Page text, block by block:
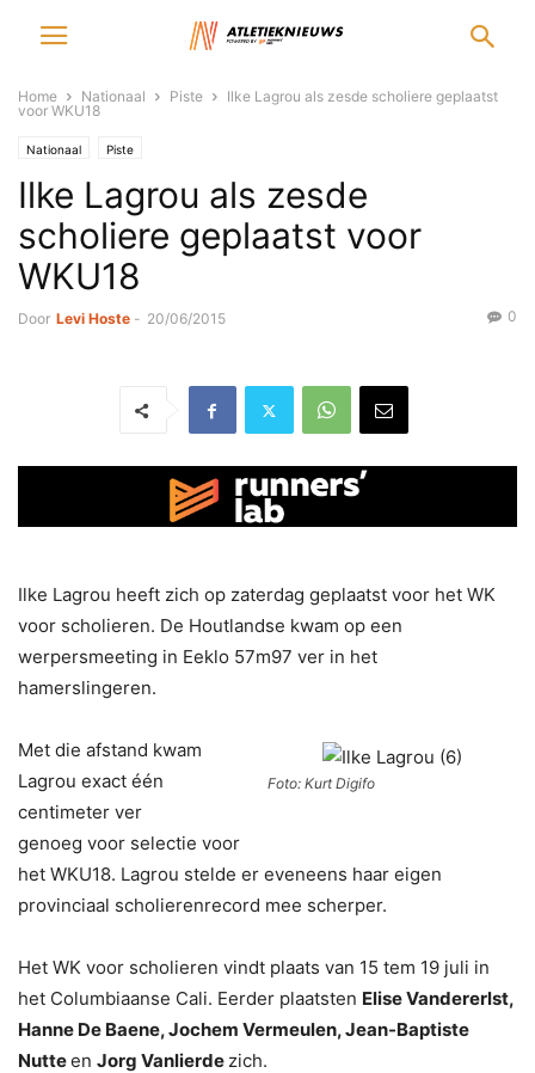
Home Nationaal Piste
Ilke Lagrou als zesde scholiere geplaatst
voor WKU18
Nationaal Piste
Ilke Lagrou als zesde
scholiere geplaatst voor
WKU18
Door Levi Hoste - 20/06/2015 0
Ilke Lagrou heeft zich op zaterdag geplaatst voor het WK
voor scholieren. De Houtlandse kwam op een
werpersmeeting in Eeklo 57m97 ver in het
hamerslingeren.
Foto: Kurt Digifo
Met die afstand kwam
Lagrou exact één
centimeter ver
genoeg voor selectie voor
het WKU18. Lagrou stelde er eveneens haar eigen
provinciaal scholierenrecord mee scherper.
Het WK voor scholieren vindt plaats van 15 tem 19 juli in
het Columbiaanse Cali. Eerder plaatsten Elise Vandererlst,
Hanne De Baene, Jochem Vermeulen, Jean-Baptiste
Nutteen Jorg Vanlierde zich.